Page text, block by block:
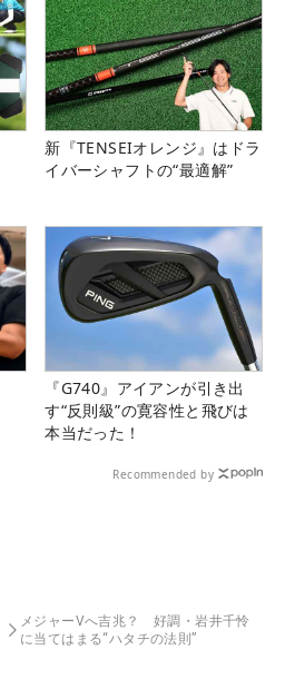
新『TENSEIオレンジ』はドラ
イバーシャフトの“最適解”
『G740』アイアンが引き出
す“反則級”の寛容性と飛びは
本当だった！
Recommended by
メジャーVへ吉兆？ 好調・岩井千怜
に当てはまる“ハタチの法則”